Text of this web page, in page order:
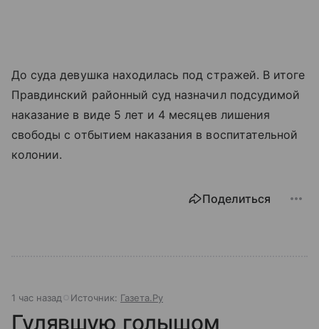
До суда девушка находилась под стражей. В итоге
Правдинский районный суд назначил подсудимой
наказание в виде 5 лет и 4 месяцев лишения
свободы с отбытием наказания в воспитательной
колонии.
Поделиться
1 час назад Источник: Газета.Ру
Гулявшую голышом